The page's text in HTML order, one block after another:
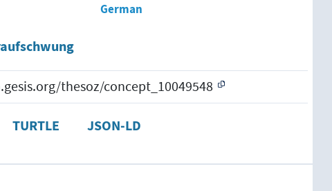
German
thesoz/concept_10049548
TURTLE JSON-LD